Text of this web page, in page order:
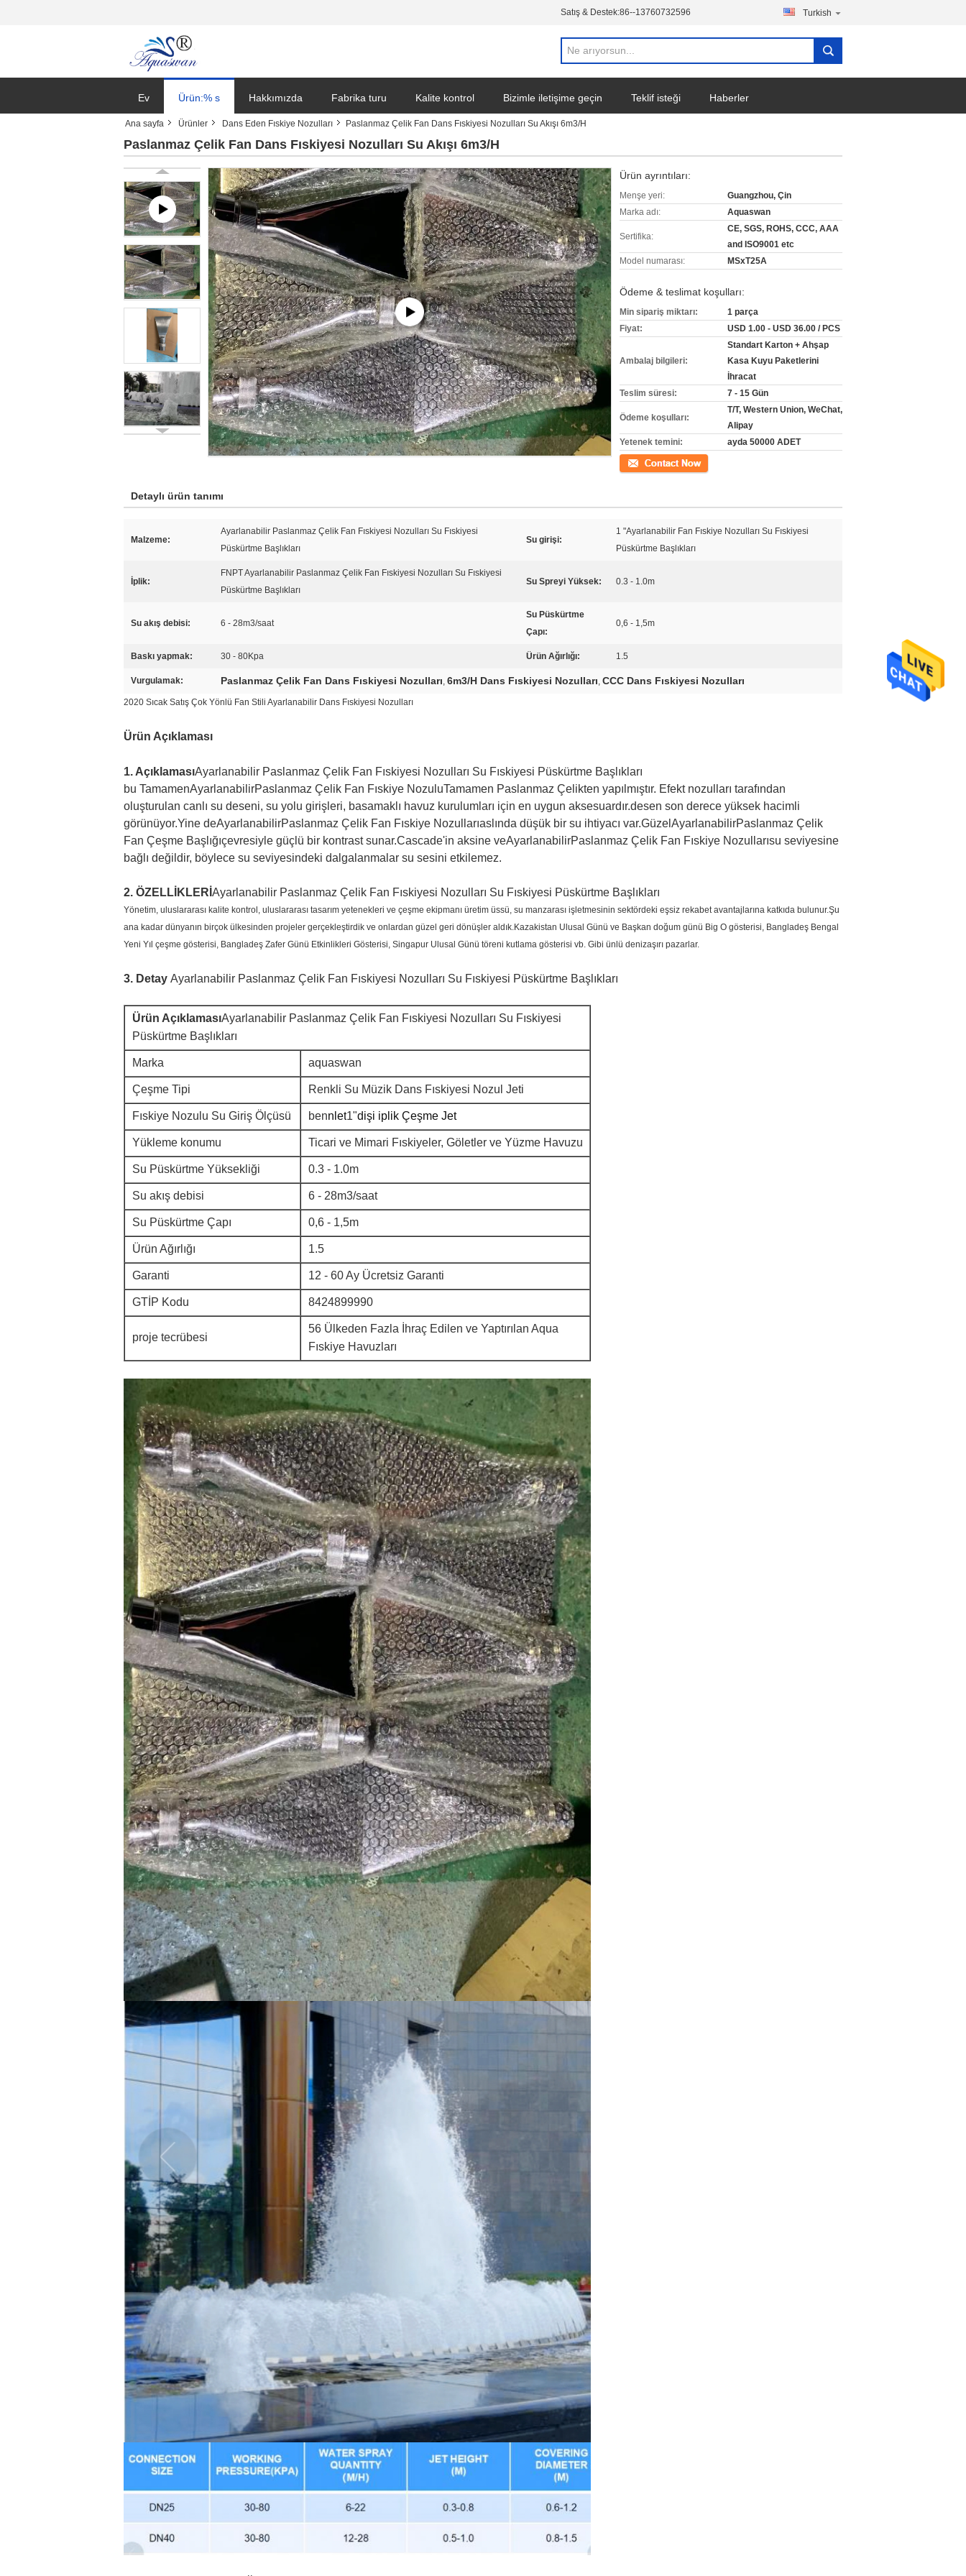
Satış & Destek:86--13760732596 Turkish
Ev Ürün:% s Hakkımızda Fabrika turu Kalite kontrol Bizimle iletişime geçin Teklif isteği Haberler
Ana sayfa Ürünler Dans Eden Fıskiye Nozulları Paslanmaz Çelik Fan Dans Fıskiyesi Nozulları Su Akışı 6m3/H
Paslanmaz Çelik Fan Dans Fıskiyesi Nozulları Su Akışı 6m3/H
Ürün ayrıntıları:
Menşe yeri:
Guangzhou, Çin
Marka adı:
Aquaswan
Sertifika:
CE, SGS, ROHS, CCC, AAA
and ISO9001 etc
Model numarası:
MSxT25A
Ödeme & teslimat koşulları:
Min sipariş miktarı:
1 parça
Fiyat:
USD 1.00 - USD 36.00 / PCS
Ambalaj bilgileri:
Standart Karton + Ahşap
Kasa Kuyu Paketlerini
İhracat
Teslim süresi:
7 - 15 Gün
Ödeme koşulları:
T/T, Western Union, WeChat,
Alipay
Yetenek temini:
ayda 50000 ADET
İletişim
Detaylı ürün tanımı
Malzeme:
Ayarlanabilir Paslanmaz Çelik Fan Fıskiyesi Nozulları Su Fıskiyesi
Püskürtme Başlıkları
Su girişi:
1 "Ayarlanabilir Fan Fıskiye Nozulları Su Fıskiyesi
Püskürtme Başlıkları
İplik:
FNPT Ayarlanabilir Paslanmaz Çelik Fan Fıskiyesi Nozulları Su Fıskiyesi
Püskürtme Başlıkları
Su Spreyi Yüksek: 0.3 - 1.0m
Su akış debisi: 6 - 28m3/saat
Su Püskürtme
Çapı:
0,6 - 1,5m
Baskı yapmak: 30 - 80Kpa Ürün Ağırlığı: 1.5
Vurgulamak: Paslanmaz Çelik Fan Dans Fıskiyesi Nozulları, 6m3/H Dans Fıskiyesi Nozulları, CCC Dans Fıskiyesi Nozulları
2020 Sıcak Satış Çok Yönlü Fan Stili Ayarlanabilir Dans Fıskiyesi Nozulları
Ürün Açıklaması
1. AçıklamasıAyarlanabilir Paslanmaz Çelik Fan Fıskiyesi Nozulları Su Fıskiyesi Püskürtme Başlıkları
bu TamamenAyarlanabilirPaslanmaz Çelik Fan Fıskiye NozuluTamamen Paslanmaz Çelikten yapılmıştır. Efekt nozulları tarafından
oluşturulan canlı su deseni, su yolu girişleri, basamaklı havuz kurulumları için en uygun aksesuardır.desen son derece yüksek hacimli
görünüyor.Yine deAyarlanabilirPaslanmaz Çelik Fan Fıskiye Nozullarıaslında düşük bir su ihtiyacı var.Güzel AyarlanabilirPaslanmaz Çelik
Fan Çeşme Başlığıçevresiyle güçlü bir kontrast sunar.Cascade'in aksine veAyarlanabilirPaslanmaz Çelik Fan Fıskiye Nozullarısu seviyesine
bağlı değildir, böylece su seviyesindeki dalgalanmalar su sesini etkilemez.
2. ÖZELLİKLERİ Ayarlanabilir Paslanmaz Çelik Fan Fıskiyesi Nozulları Su Fıskiyesi Püskürtme Başlıkları
Yönetim, uluslararası kalite kontrol, uluslararası tasarım yetenekleri ve çeşme ekipmanı üretim üssü, su manzarası işletmesinin sektördeki eşsiz rekabet avantajlarına katkıda bulunur.Şu
ana kadar dünyanın birçok ülkesinden projeler gerçekleştirdik ve onlardan güzel geri dönüşler aldık.Kazakistan Ulusal Günü ve Başkan doğum günü Big O gösterisi, Bangladeş Bengal
Yeni Yıl çeşme gösterisi, Bangladeş Zafer Günü Etkinlikleri Gösterisi, Singapur Ulusal Günü töreni kutlama gösterisi vb. Gibi ünlü denizaşırı pazarlar.
3. Detay Ayarlanabilir Paslanmaz Çelik Fan Fıskiyesi Nozulları Su Fıskiyesi Püskürtme Başlıkları
Ürün AçıklamasıAyarlanabilir Paslanmaz Çelik Fan Fıskiyesi Nozulları Su Fıskiyesi
Püskürtme Başlıkları
Marka aquaswan
Çeşme Tipi Renkli Su Müzik Dans Fıskiyesi Nozul Jeti
Fıskiye Nozulu Su Giriş Ölçüsü bennlet1"dişi iplik Çeşme Jet
Yükleme konumu Ticari ve Mimari Fıskiyeler, Göletler ve Yüzme Havuzu
Su Püskürtme Yüksekliği 0.3 - 1.0m
Su akış debisi 6 - 28m3/saat
Su Püskürtme Çapı 0,6 - 1,5m
Ürün Ağırlığı 1.5
Garanti 12 - 60 Ay Ücretsiz Garanti
GTİP Kodu 8424899990
proje tecrübesi
56 Ülkeden Fazla İhraç Edilen ve Yaptırılan Aqua
Fıskiye Havuzları